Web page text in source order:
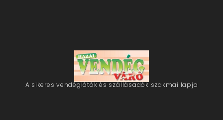
A sikeres vendéglátók és szállásadók szakmai lapja